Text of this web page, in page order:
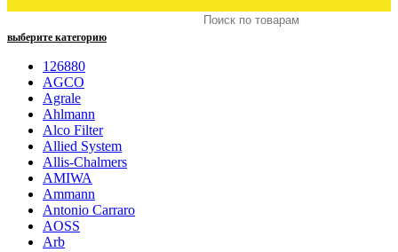
выберите категорию
126880
AGCO
Agrale
Ahlmann
Alco Filter
Allied System
Allis-Chalmers
AMIWA
Ammann
Antonio Carraro
AOSS
Arb